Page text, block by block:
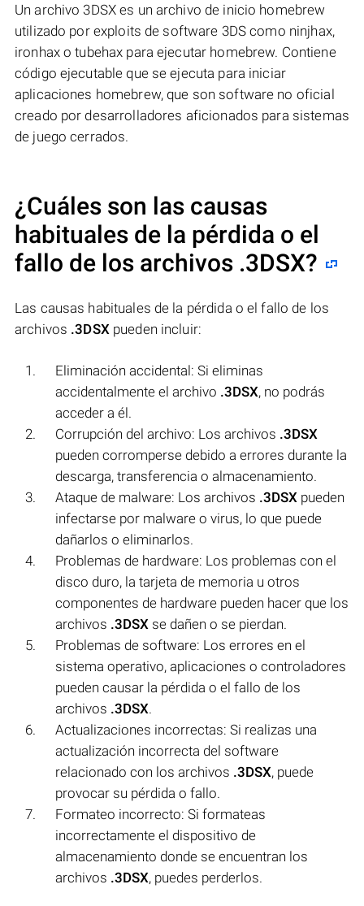
Un archivo 3DSX es un archivo de inicio homebrew
utilizado por exploits de software 3DS como ninjhax,
ironhax o tubehax para ejecutar homebrew. Contiene
código ejecutable que se ejecuta para iniciar
aplicaciones homebrew, que son software no oficial
creado por desarrolladores aficionados para sistemas
de juego cerrados.
¿Cuáles son las causas
habituales de la pérdida o el
fallo de los archivos .3DSX?
Las causas habituales de la pérdida o el fallo de los
archivos .3DSX pueden incluir:
Eliminación accidental: Si eliminas
accidentalmente el archivo .3DSX, no podrás
acceder a él.
Corrupción del archivo: Los archivos .3DSX
pueden corromperse debido a errores durante la
descarga, transferencia o almacenamiento.
Ataque de malware: Los archivos .3DSX pueden
infectarse por malware o virus, lo que puede
dañarlos o eliminarlos.
Problemas de hardware: Los problemas con el
disco duro, la tarjeta de memoria u otros
componentes de hardware pueden hacer que los
archivos .3DSX se dañen o se pierdan.
Problemas de software: Los errores en el
sistema operativo, aplicaciones o controladores
pueden causar la pérdida o el fallo de los
archivos .3DSX.
Actualizaciones incorrectas: Si realizas una
actualización incorrecta del software
relacionado con los archivos .3DSX, puede
provocar su pérdida o fallo.
Formateo incorrecto: Si formateas
incorrectamente el dispositivo de
almacenamiento donde se encuentran los
archivos .3DSX, puedes perderlos.